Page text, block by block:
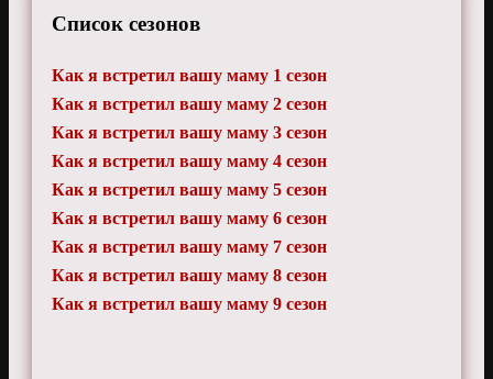
Список сезонов
Как я встретил вашу маму 1 сезон
Как я встретил вашу маму 2 сезон
Как я встретил вашу маму 3 сезон
Как я встретил вашу маму 4 сезон
Как я встретил вашу маму 5 сезон
Как я встретил вашу маму 6 сезон
Как я встретил вашу маму 7 сезон
Как я встретил вашу маму 8 сезон
Как я встретил вашу маму 9 сезон